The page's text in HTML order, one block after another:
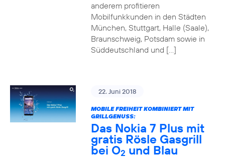
anderem profitieren
Mobilfunkkunden in den Städten
München, Stuttgart, Halle (Saale),
Braunschweig, Potsdam sowie in
Süddeutschland und […]
22. Juni 2018
MOBILE FREIHEIT KOMBINIERT MIT
GRILLGENUSS:
Das Nokia 7 Plus mit
gratis Rösle Gasgrill
bei O2 und Blau